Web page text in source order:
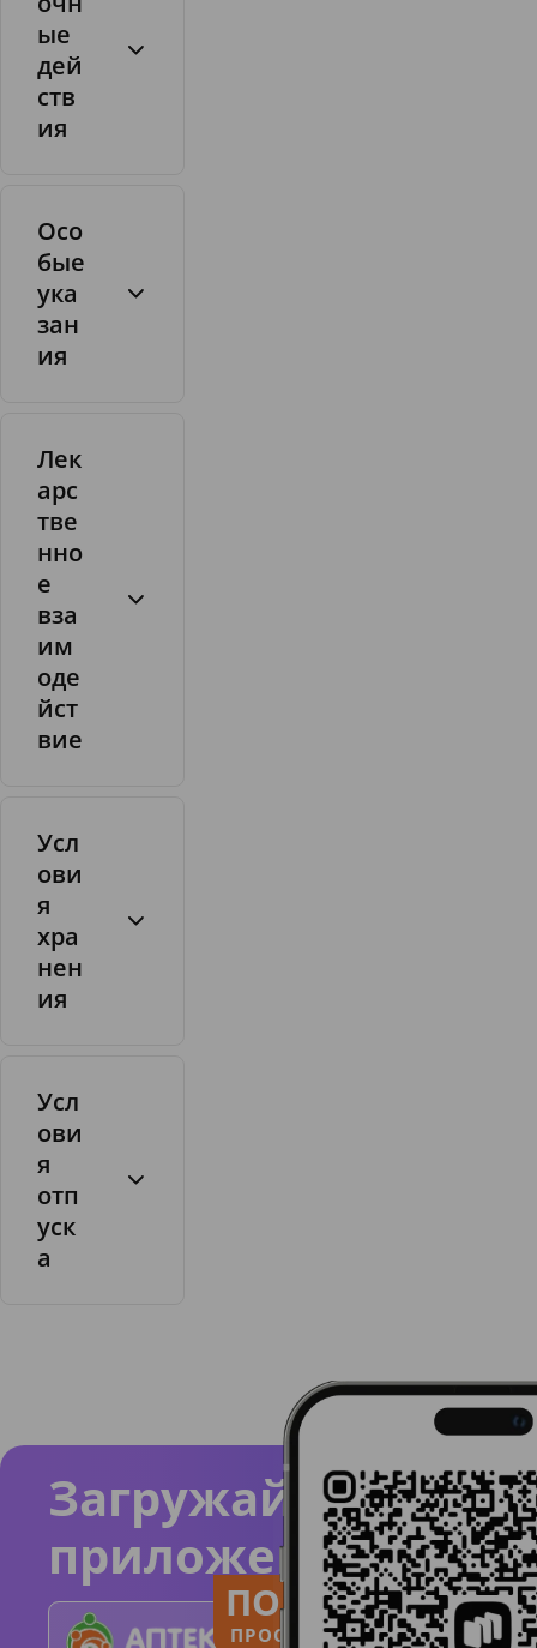
в
ы
й
с
п
и
ые
дей
ств
ия
Осо
бые
ука
зан
ия
Лек
арс
тве
нно
е
вза
им
оде
йст
вие
Усл
ови
я
хра
нен
ия
Усл
ови
я
отп
уск
а
Загружайте
приложение
ПОЛЬЗУЙСЯ
ПРОСТО И ПОНЯТНО